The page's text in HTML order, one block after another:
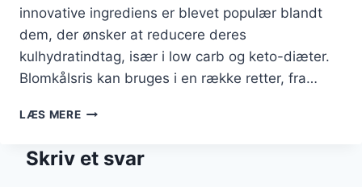
innovative ingrediens er blevet populær blandt
dem, der ønsker at reducere deres
kulhydratindtag, især i low carb og keto-diæter.
Blomkålsris kan bruges i en række retter, fra…
LÆS MEREBLOMKÅLSRIS
CREAMY
Skriv et svar